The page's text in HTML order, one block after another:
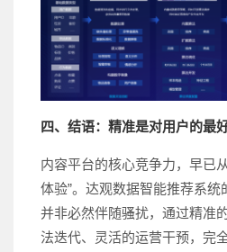
四、结语：精准是对用户的最
内容平台的核心竞争力，早已
体验”。达观数据智能推荐系
并非必然伴随骚扰，通过精准
法迭代、灵活的运营干预，完